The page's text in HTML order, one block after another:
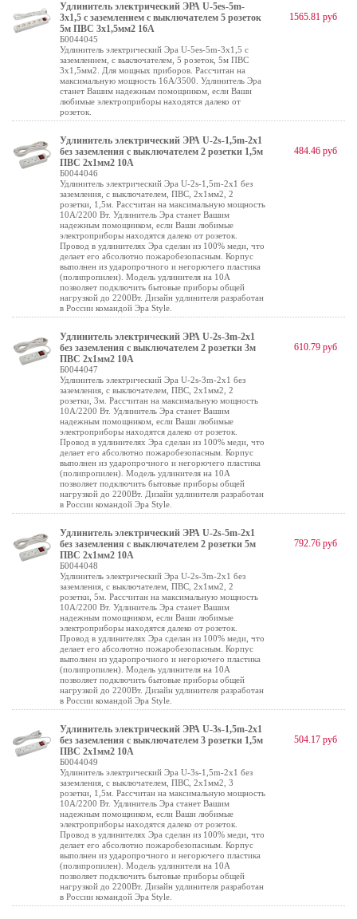
Удлинитель электрический ЭРА U-5es-5m-
3x1,5 с заземлением с выключателем 5 розеток
5м ПВС 3x1,5мм2 16А
Б0044045
Удлинитель электрический Эра U-5es-5m-3x1,5 с
заземлением, с выключателем, 5 розеток, 5м ПВС
3x1,5мм2. Для мощных приборов. Рассчитан на
максимальную мощность 16А/3500. Удлинитель Эра
станет Вашим надежным помощником, если Ваши
любимые электроприборы находятся далеко от
розеток.
1565.81 руб
Удлинитель электрический ЭРА U-2s-1,5m-2x1
без заземления c выключателем 2 розетки 1,5м
ПВС 2x1мм2 10А
Б0044046
Удлинитель электрический Эра U-2s-1,5m-2x1 без
заземления, с выключателем, ПВС, 2x1мм2, 2
розетки, 1,5м. Рассчитан на максимальную мощность
10А/2200 Вт. Удлинитель Эра станет Вашим
надежным помощником, если Ваши любимые
электроприборы находятся далеко от розеток.
Провод в удлинителях Эра сделан из 100% меди, что
делает его абсолютно пожаробезопасным. Корпус
выполнен из ударопрочного и негорючего пластика
(полипропилен). Модель удлинителя на 10А
позволяет подключить бытовые приборы общей
нагрузкой до 2200Вт. Дизайн удлинителя разработан
в России командой Эра Style.
484.46 руб
Удлинитель электрический ЭРА U-2s-3m-2x1
без заземления c выключателем 2 розетки 3м
ПВС 2x1мм2 10А
Б0044047
Удлинитель электрический Эра U-2s-3m-2x1 без
заземления, с выключателем, ПВС, 2x1мм2, 2
розетки, 3м. Рассчитан на максимальную мощность
10А/2200 Вт. Удлинитель Эра станет Вашим
надежным помощником, если Ваши любимые
электроприборы находятся далеко от розеток.
Провод в удлинителях Эра сделан из 100% меди, что
делает его абсолютно пожаробезопасным. Корпус
выполнен из ударопрочного и негорючего пластика
(полипропилен). Модель удлинителя на 10А
позволяет подключить бытовые приборы общей
нагрузкой до 2200Вт. Дизайн удлинителя разработан
в России командой Эра Style.
610.79 руб
Удлинитель электрический ЭРА U-2s-5m-2x1
без заземления c выключателем 2 розетки 5м
ПВС 2x1мм2 10А
Б0044048
Удлинитель электрический Эра U-2s-3m-2x1 без
заземления, с выключателем, ПВС, 2x1мм2, 2
розетки, 5м. Рассчитан на максимальную мощность
10А/2200 Вт. Удлинитель Эра станет Вашим
надежным помощником, если Ваши любимые
электроприборы находятся далеко от розеток.
Провод в удлинителях Эра сделан из 100% меди, что
делает его абсолютно пожаробезопасным. Корпус
выполнен из ударопрочного и негорючего пластика
(полипропилен). Модель удлинителя на 10А
позволяет подключить бытовые приборы общей
нагрузкой до 2200Вт. Дизайн удлинителя разработан
в России командой Эра Style.
792.76 руб
Удлинитель электрический ЭРА U-3s-1,5m-2x1
без заземления c выключателем 3 розетки 1,5м
ПВС 2x1мм2 10А
Б0044049
Удлинитель электрический Эра U-3s-1,5m-2x1 без
заземления, с выключателем, ПВС, 2x1мм2, 3
розетки, 1,5м. Рассчитан на максимальную мощность
10А/2200 Вт. Удлинитель Эра станет Вашим
надежным помощником, если Ваши любимые
электроприборы находятся далеко от розеток.
Провод в удлинителях Эра сделан из 100% меди, что
делает его абсолютно пожаробезопасным. Корпус
выполнен из ударопрочного и негорючего пластика
(полипропилен). Модель удлинителя на 10А
позволяет подключить бытовые приборы общей
нагрузкой до 2200Вт. Дизайн удлинителя разработан
в России командой Эра Style.
504.17 руб